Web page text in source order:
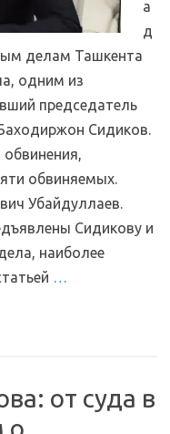
а
д
делам Ташкента
одним из
председатель
Сидиков.
обвиняемых.
Убайдуллаев.
Сидикову и
наиболее
…
от суда в
о